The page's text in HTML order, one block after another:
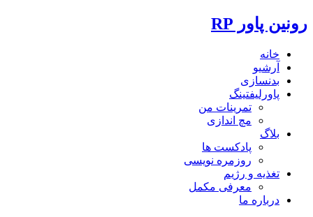
رونین پاور RP
خانه
آرشیو
بدنسازی
پاورلیفتینگ
تمرینات من
مچ اندازی
بلاگ
پادکست ها
روزمره نویسی
تغذیه و رژیم
معرفی مکمل
درباره ما